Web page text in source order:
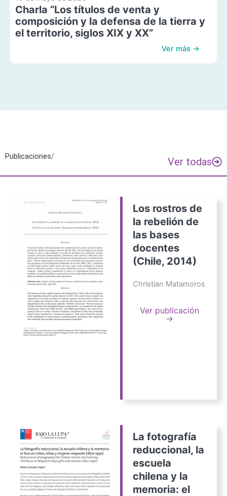
Charla “Los títulos de venta y
composición y la defensa de la tierra y
el territorio, siglos XIX y XX”
Ver más →
Publicaciones/ Ver todas
Los rostros de
la rebelión de
las bases
docentes
(Chile, 2014)
Christian Matamoros
Ver publicación
→
La fotografía
reduccional, la
escuela
chilena y la
memoria: el